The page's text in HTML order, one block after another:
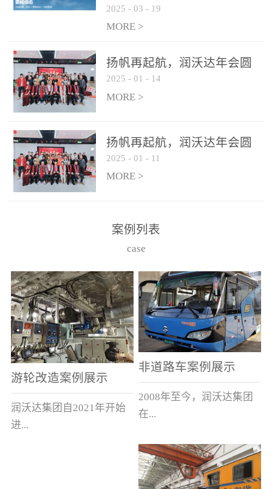
全国1/4 山东省碳排放强度持
续降低
2025 - 03 - 19
MORE >
扬帆再起航，润沃达年会圆
满结束！
2025 - 01 - 14
MORE >
扬帆再起航，润沃达年会圆
满结束！
2025 - 01 - 11
MORE >
案例列表
case
游轮改造案例展示
润沃达集团自2021年开始
进...
非道路车案例展示
2008年至今，润沃达集团
在...
中国累计升级改造非道路
运输车辆10000余辆，涵盖